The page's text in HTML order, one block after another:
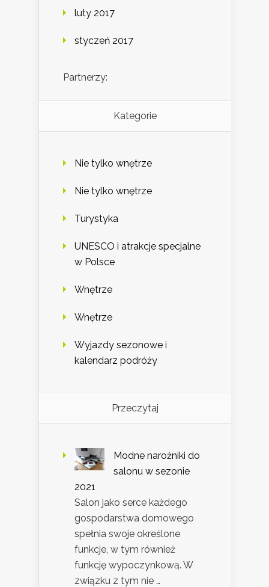
luty 2017
styczeń 2017
Partnerzy:
Kategorie
Nie tylko wnętrze
Nie tylko wnętrze
Turystyka
UNESCO i atrakcje specjalne
w Polsce
Wnętrze
Wnętrze
Wyjazdy sezonowe i
kalendarz podróży
Przeczytaj
Modne narożniki do
salonu w sezonie
2021
Salon jako serce każdego
gospodarstwa domowego
spełnia swoje określone
funkcje, w tym również
funkcję wypoczynkową. W
związku z tym nie …